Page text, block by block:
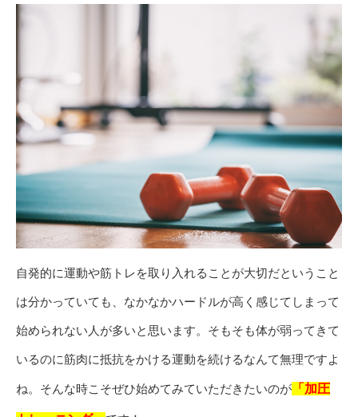
自発的に運動や筋トレを取り入れることが大切だということ
は分かっていても、なかなかハードルが高く感じてしまって
始められない人が多いと思います。そもそも体が弱ってきて
いるのに筋肉に抵抗をかける運動を続けるなんて無理ですよ
ね。そんな時こそぜひ始めてみていただきたいのが 「加圧